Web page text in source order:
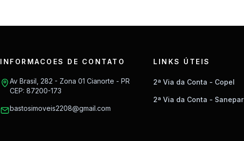
INFORMACOES DE CONTATO
Av Brasil, 282 - Zona 01 Cianorte - PR
CEP: 87200-173
bastosimoveis2208@gmail.com
LINKS ÚTEIS
2ª Via da Conta - Copel
2ª Via da Conta - Sanepar